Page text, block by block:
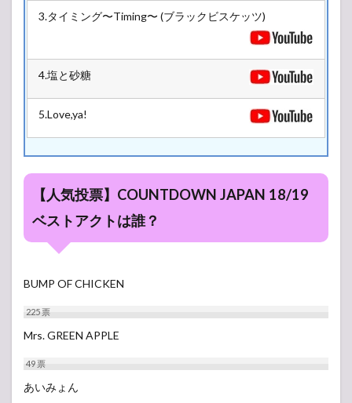
3.タイミング〜Timing〜 (ブラックビスケッツ)
4.塩と砂糖
5.Love,ya!
【人気投票】COUNTDOWN JAPAN 18/19
ベストアクトは誰？
BUMP OF CHICKEN
225票
Mrs. GREEN APPLE
49票
あいみょん